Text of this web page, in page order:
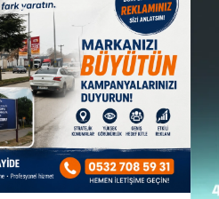
deyince Vali, "o zaman
sürecine zarar verir " demiş.
bir şekil almış. Günlerdir
kafasını paralel yapıyla
Güneydoğu`da paralel
teorisidir diyeceğim, ama
Cizre`de yaşananlar, yukarıda
Allah sonumuzu hayreylesin...